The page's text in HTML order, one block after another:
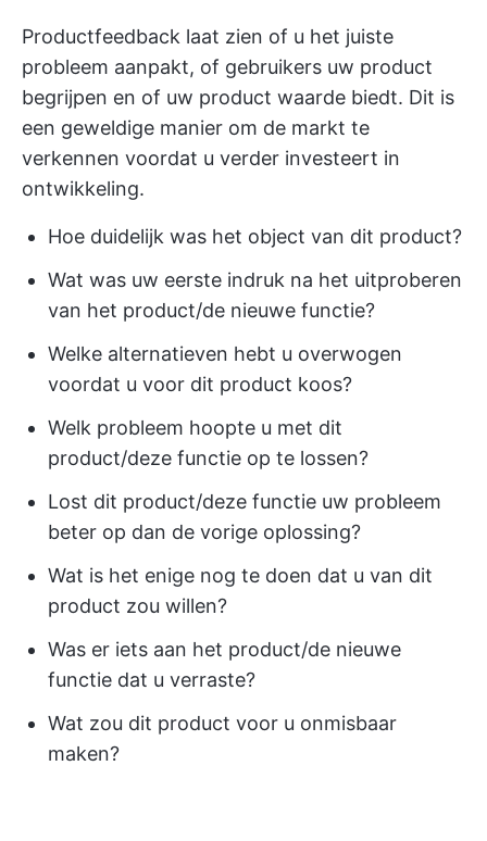
Productfeedback laat zien of u het juiste
probleem aanpakt, of gebruikers uw product
begrijpen en of uw product waarde biedt. Dit is
een geweldige manier om de markt te
verkennen voordat u verder investeert in
ontwikkeling.
Hoe duidelijk was het object van dit product?
Wat was uw eerste indruk na het uitproberen
van het product/de nieuwe functie?
Welke alternatieven hebt u overwogen
voordat u voor dit product koos?
Welk probleem hoopte u met dit
product/deze functie op te lossen?
Lost dit product/deze functie uw probleem
beter op dan de vorige oplossing?
Wat is het enige nog te doen dat u van dit
product zou willen?
Was er iets aan het product/de nieuwe
functie dat u verraste?
Wat zou dit product voor u onmisbaar
maken?